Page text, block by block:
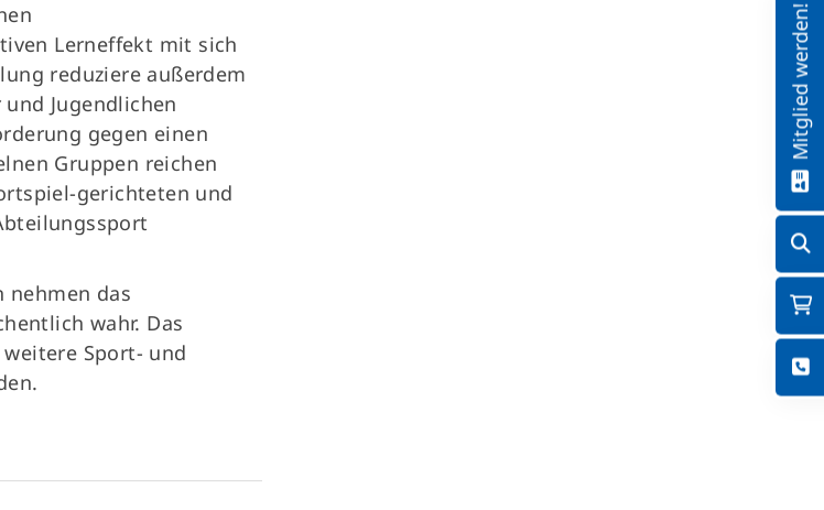
Lerneffekt mit sich
reduziere außerdem
Jugendlichen
gegen einen
Gruppen reichen
gerichteten und
nehmen das
wahr. Das
Sport- und
Mitglied werden!